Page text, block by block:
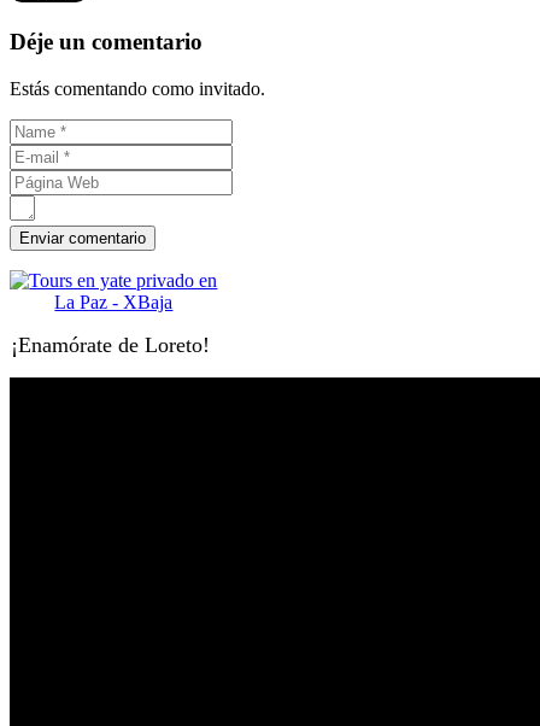
Déje un comentario
Estás comentando como invitado.
¡Enamórate de Loreto!